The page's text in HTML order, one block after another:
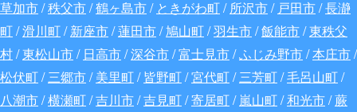
草加市/秩父市/鶴ヶ島市/ ときがわ町/所沢市/ 戸田市/長瀞
町/滑川町/新座市/蓮田市/鳩山町/羽生市/飯能市/東秩父
村/東松山市/ 日高市/深谷市/富士見市/ふじみ野市/本庄市/
松伏町/三郷市/美里町/皆野町/宮代町/三芳町/毛呂山町/
八潮市/横瀬町/吉川市/吉見町/寄居町/嵐山町/和光市/蕨